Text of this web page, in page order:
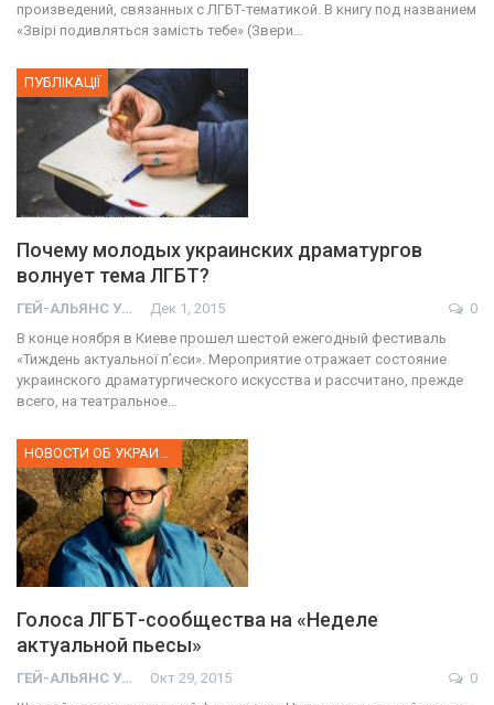
произведений, связанных с ЛГБТ-тематикой. В книгу под названием
«Звірі подивляться замість тебе» (Звери…
ПУБЛІКАЦІЇ
Почему молодых украинских драматургов
волнует тема ЛГБТ?
ГЕЙ-АЛЬЯНС УКРАИНА Дек 1, 2015
0
В конце ноября в Киеве прошел шестой ежегодный фестиваль
«Тиждень актуальної п’єси». Мероприятие отражает состояние
украинского драматургического искусства и рассчитано, прежде
всего, на театральное…
Голоса ЛГБТ-сообщества на «Неделе
актуальной пьесы»
ГЕЙ-АЛЬЯНС УКРАИНА Окт 29, 2015
0